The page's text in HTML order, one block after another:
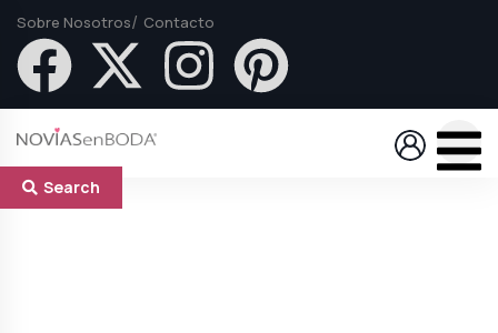
Sobre Nosotros Contacto
Search